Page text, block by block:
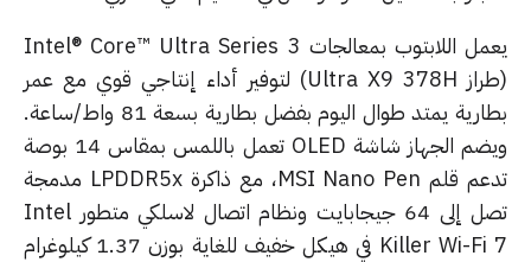
يعمل اللابتوب بمعالجات Intel® Core™ Ultra Series 3
(طراز Ultra X9 378H) لتوفير أداء إنتاجي قوي مع عمر
بطارية يمتد طوال اليوم بفضل بطارية بسعة 81 واط/ساعة.
ويضم الجهاز شاشة OLED تعمل باللمس بمقاس 14 بوصة
تدعم قلم MSI Nano Pen، مع ذاكرة LPDDR5x مدمجة
تصل إلى 64 جيجابايت ونظام اتصال لاسلكي متطور Intel
Killer Wi-Fi 7 في هيكل خفيف للغاية بوزن 1.37 كيلوغرام